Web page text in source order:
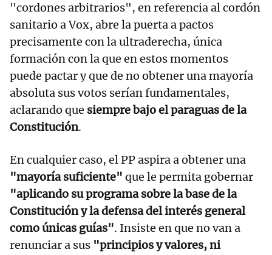
"cordones arbitrarios", en referencia al cordón
sanitario a Vox, abre la puerta a pactos
precisamente con la ultraderecha, única
formación con la que en estos momentos
puede pactar y que de no obtener una mayoría
absoluta sus votos serían fundamentales,
aclarando que siempre bajo el paraguas de la
Constitución.
En cualquier caso, el PP aspira a obtener una
"mayoría suficiente" que le permita gobernar
"aplicando su programa sobre la base de la
Constitución y la defensa del interés general
como únicas guías". Insiste en que no van a
renunciar a sus "principios y valores, ni